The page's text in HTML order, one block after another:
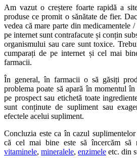
Am vazut o creștere foarte rapidă a
produse ce promit o sănătate de fier.
vedea că mare parte din medicamentele
pe internet sunt contrafacute și conțin
organismului sau care sunt toxice.
cumparați de pe internet și cel mai
farmacii.
În general, în farmacii o să găsiți
problema poate să apară în momentul
pe prospect sau etichetă toate
sunt conținute de supliment sau
efectele acelui supliment.
Concluzia este ca în cazul
că cel mai bine este să încercăm să
vitaminele, mineralele, enzimele etc. din